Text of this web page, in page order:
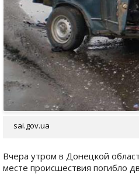
sai.gov.ua
Вчера утром в Донецкой
месте происшествия погибло